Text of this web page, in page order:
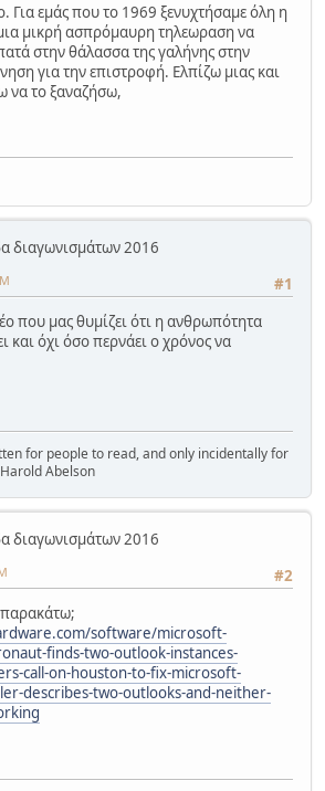
Για εμάς που το 1969 ξενυχτήσαμε όλη η
μικρή ασπρόμαυρη τηλεωραση να
στην θάλασσα της γαλήνης στην
για την επιστροφή. Ελπίζω μιας και
να το ξαναζήσω,
διαγωνισμάτων 2016
#1
που μας θυμίζει ότι η ανθρωπότητα
και όχι όσο περνάει ο χρόνος να
for people to read, and only incidentally for
Abelson
διαγωνισμάτων 2016
#2
παρακάτω;
software/microsoft-
finds-two-outlook-instances-
call-on-houston-to-fix-microsoft-
describes-two-outlooks-and-neither-